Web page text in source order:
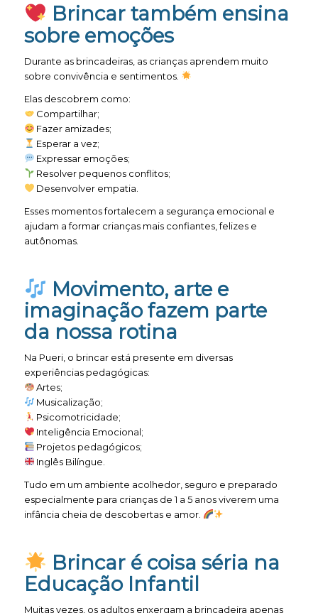
Brincar também ensina
sobre emoções
Durante as brincadeiras, as crianças aprendem muito
sobre convivência e sentimentos.
Elas descobrem como:
Compartilhar;
Fazer amizades;
Esperar a vez;
Expressar emoções;
Resolver pequenos conflitos;
Desenvolver empatia.
Esses momentos fortalecem a segurança emocional e
ajudam a formar crianças mais confiantes, felizes e
autônomas.
Movimento, arte e
imaginação fazem parte
da nossa rotina
Na Pueri, o brincar está presente em diversas
experiências pedagógicas:
Artes;
Musicalização;
Psicomotricidade;
Inteligência Emocional;
Projetos pedagógicos;
Inglês Bilíngue.
Tudo em um ambiente acolhedor, seguro e preparado
especialmente para crianças de 1 a 5 anos viverem uma
infância cheia de descobertas e amor.
Brincar é coisa séria na
Educação Infantil
Muitas vezes, os adultos enxergam a brincadeira apenas